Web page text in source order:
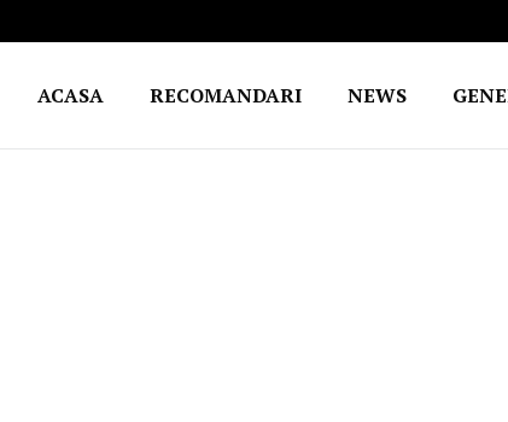
ACASA RECOMANDARI NEWS